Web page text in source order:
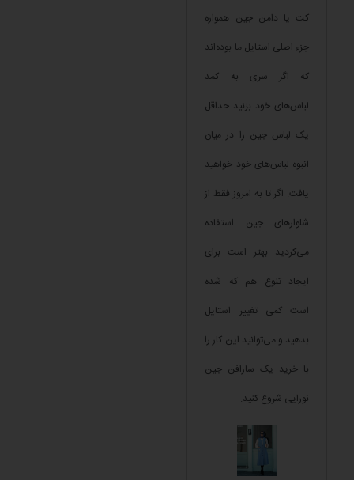
کت یا دامن جین همواره
جزء اصلی استایل ما بوده‌اند
که اگر سری به کمد
لباس‌های خود بزنید حداقل
یک لباس جین را در میان
انبوه لباس‌های خود خواهید
یافت. اگر تا به امروز فقط از
شلوارهای جین استفاده
می‌کردید بهتر است برای
ایجاد تنوع هم که شده
است کمی تغییر استایل
بدهید و می‌توانید این کار را
با خرید یک سارافن جین
نورایی شروع کنید.